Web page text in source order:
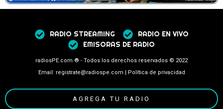
RADIO STREAMING
RADIO EN VIVO
EMISORAS DE RADIO
radiosPE.com ® - Todos los derechos reservados © 2022
Email: registrate@radiospe.com | Política de privacidad
AGREGA TU RADIO